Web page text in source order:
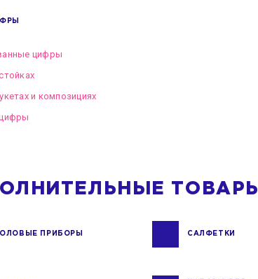
цифры
и композициях
ТОВАРЫ
ПРИБОРЫ САЛФЕТКИ